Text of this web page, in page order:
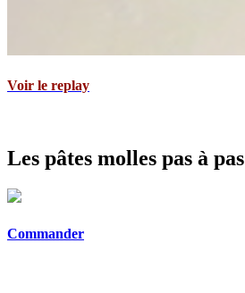
Voir le replay
Les pâtes molles pas à pas
Commander